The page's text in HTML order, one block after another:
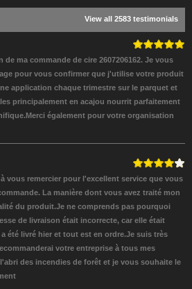
View all 2583 testimonials
ma commande de cire 2607206162. Je vous
pour vous confirmer que j'utilise votre produit
application chaque trimestre sur le parquet et
principalement en acajou nourrit parfaitement
également pour votre organisation
vous remercier pour l'excellent service que vous
La manière dont vous avez traité mon
du produit.Je ne comprends pas pourquoi
de livraison était incorrecte, car elle était
été livré hier et tout est en ordre.Je suis très
votre entreprise à tous mes
des incendies de forêt et je vous souhaite le